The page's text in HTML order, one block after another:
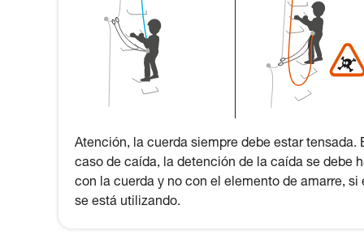
Atención, la cuerda siempre debe estar tensada.
caso de caída, la detención de la caída se debe
con la cuerda y no con el elemento de amarre, si
se está utilizando.